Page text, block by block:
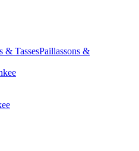
& TassesPaillassons &